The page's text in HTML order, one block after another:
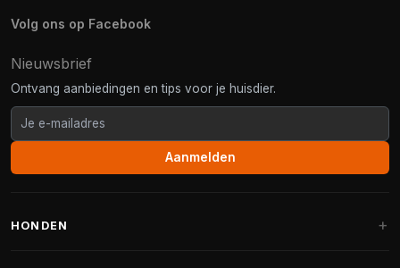
Volg ons op Facebook
Nieuwsbrief
Ontvang aanbiedingen en tips voor je huisdier.
Aanmelden
HONDEN